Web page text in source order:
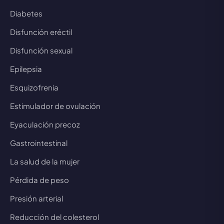
Diabetes
Disfunción eréctil
Disfunción sexual
Epilepsia
Esquizofrenia
Estimulador de ovulación
Eyaculación precoz
Gastrointestinal
La salud de la mujer
Pérdida de peso
Presión arterial
Reducción del colesterol